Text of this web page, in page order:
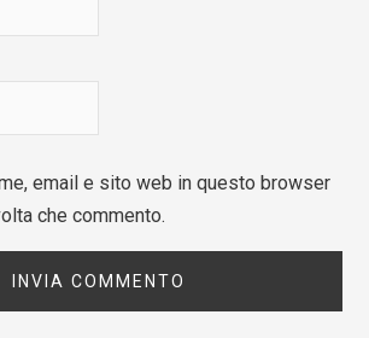
email e sito web in questo browser
che commento.